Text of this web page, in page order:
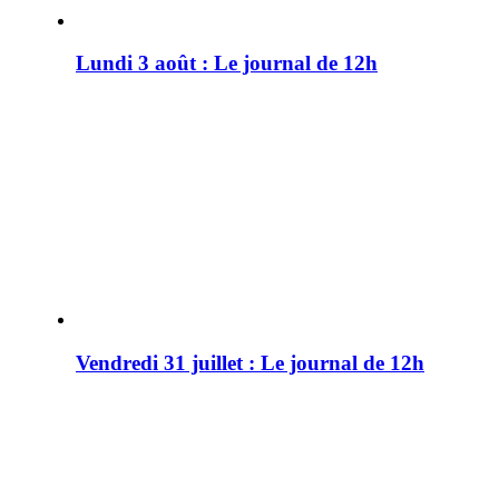
Lundi 3 août : Le journal de 12h
Vendredi 31 juillet : Le journal de 12h